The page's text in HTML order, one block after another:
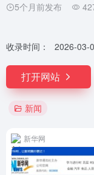
5个月前发布
收录时间： 2026-03-
打开网站
新闻
新华网